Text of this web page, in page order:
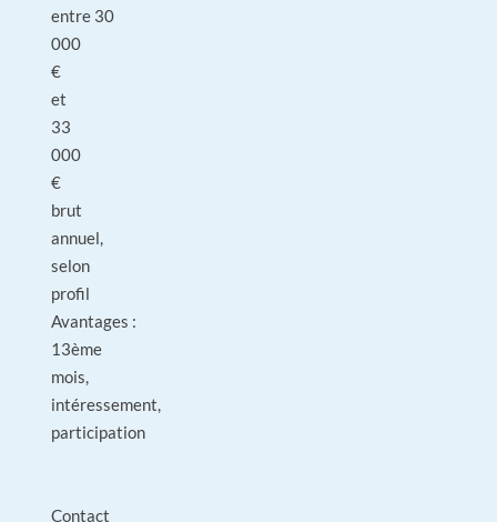
entre 30
000
€
et
33
000
€
brut
annuel,
selon
profil
Avantages :
13ème
mois,
intéressement,
participation
Contact